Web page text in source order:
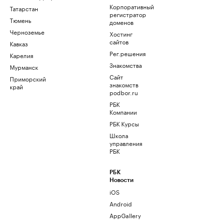
Татарстан
Тюмень
Черноземье
Кавказ
Карелия
Мурманск
Приморский
край
Корпоративный
регистратор
доменов
Хостинг
сайтов
Рег.решения
Знакомства
Сайт
знакомств
podbor.ru
РБК
Компании
РБК Курсы
Школа
управления
РБК
РБК
Новости
iOS
Android
AppGallery